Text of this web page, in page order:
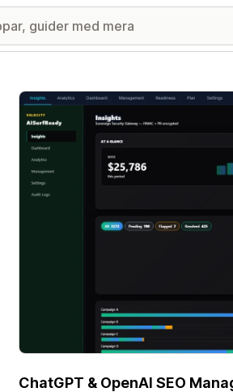
Galleri med utvalda bilder
ChatGPT & OpenAI SEO